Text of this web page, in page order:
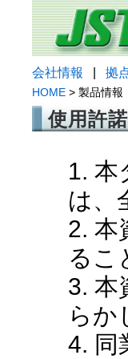
会社情報 拠
HOME > 製品情報
使用許諾
1. 本
は、
2. 本
るこ
3. 本
らか
4. 同